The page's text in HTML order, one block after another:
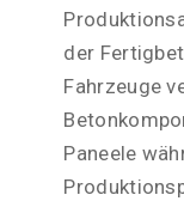
der
Fahrzeuge
Paneele